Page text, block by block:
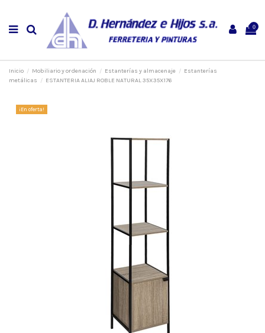
0
Inicio Mobiliario y ordenación Estanterías y almacenaje
Estanterías
metálicas
ESTANTERIA ALIAJ ROBLE NATURAL 35X35X176
¡En oferta!